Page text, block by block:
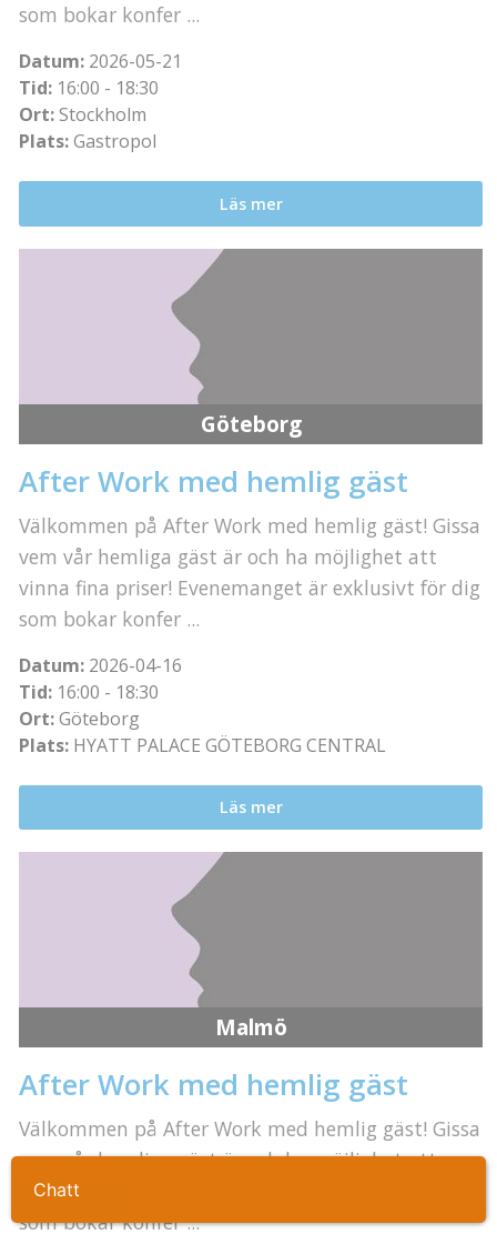
Ta kontakt
som bokar konfer ...
Datum: 2026-05-21
Tid: 16:00 - 18:30
Ort:Stockholm
Plats:Gastropol
Läs mer
Göteborg
After Work med hemlig gäst
Välkommen på After Work med hemlig gäst! Gissa
vem vår hemliga gäst är och ha möjlighet att
vinna fina priser! Evenemanget är exklusivt för dig
som bokar konfer ...
Datum: 2026-04-16
Tid: 16:00 - 18:30
Ort:Göteborg
Plats: HYATT PALACE GÖTEBORG CENTRAL
Läs mer
Malmö
After Work med hemlig gäst
Välkommen på After Work med hemlig gäst! Gissa
vem vår hemliga gäst är och ha möjlighet att
vinna fina priser! Evenemanget är exklusivt för dig
som bokar konfer ...